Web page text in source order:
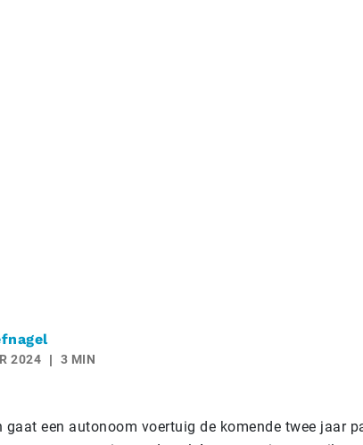
2024 3 MIN
gaat een autonoom voertuig de komende twee jaar